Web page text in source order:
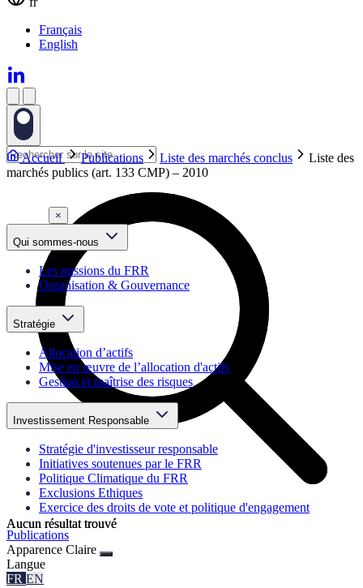
Français
English
Aucun résultat trouvé
Aucun résultat trouvé
Accueil Publications Liste des marchés conclus
Liste des
marchés publics (art. 133 CMP) – 2010
×
Qui sommes-nous
Les missions du FRR
Organisation & Gouvernance
Stratégie
Allocation d’actifs
Mise en œuvre de l’allocation d'actifs
Gestion et maîtrise des risques
Investissement Responsable
Stratégie d'investisseur responsable
Initiatives soutenues par le FRR
Politique Climatique du FRR
Exclusions Ethiques
Exercice des droits de vote et politique d'engagement
Publications
Apparence Claire
Langue
FR EN